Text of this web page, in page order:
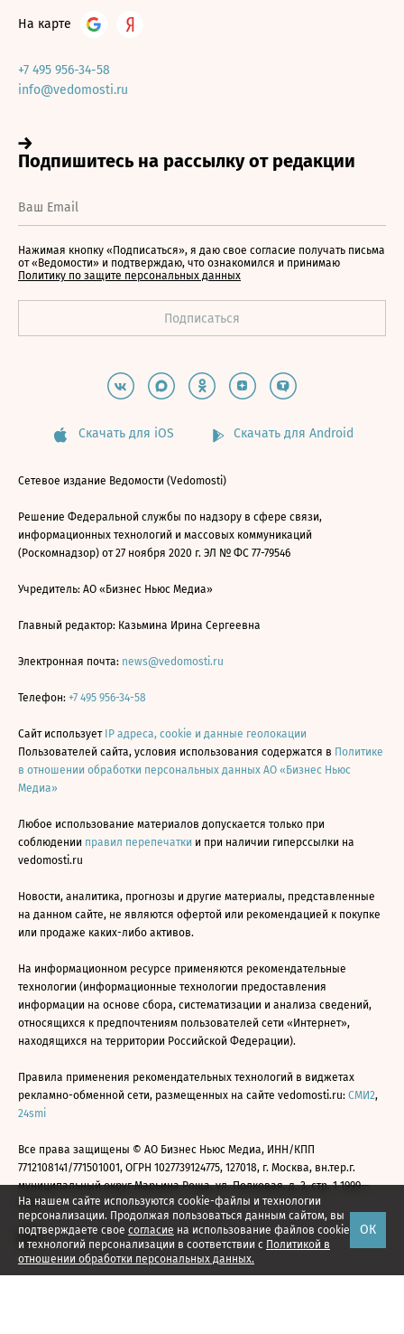
На нашем сайте используются cookie-файлы и технологии
персонализации. Продолжая пользоваться данным сайтом, вы
подтверждаете свое согласие на использование файлов cookie
и технологий персонализации в соответствии с Политикой в
отношении обработки персональных данных.
ОК
На карте
+7 495 956-34-58
info@vedomosti.ru
Нажимая кнопку «Подписаться», я даю свое согласие получать письма
от «Ведомости» и подтверждаю, что ознакомился и принимаю
Политику по защите персональных данных
Скачать для iOS Скачать для Android
Сетевое издание Ведомости (Vedomosti)
Решение Федеральной службы по надзору в сфере связи,
информационных технологий и массовых коммуникаций
(Роскомнадзор) от 27 ноября 2020 г. ЭЛ № ФС 77-79546
Учредитель: АО «Бизнес Ньюс Медиа»
Главный редактор: Казьмина Ирина Сергеевна
Электронная почта: news@vedomosti.ru
Телефон: +7 495 956-34-58
Сайт использует IP адреса, cookie и данные геолокации
Пользователей сайта, условия использования содержатся в Политике
в отношении обработки персональных данных АО «Бизнес Ньюс
Медиа»
Любое использование материалов допускается только при
соблюдении правил перепечатки и при наличии гиперссылки на
vedomosti.ru
Новости, аналитика, прогнозы и другие материалы, представленные
на данном сайте, не являются офертой или рекомендацией к покупке
или продаже каких-либо активов.
На информационном ресурсе применяются рекомендательные
технологии (информационные технологии предоставления
информации на основе сбора, систематизации и анализа сведений,
относящихся к предпочтениям пользователей сети «Интернет»,
находящихся на территории Российской Федерации).
Правила применения рекомендательных технологий в виджетах
рекламно-обменной сети, размещенных на сайте vedomosti.ru: СМИ2,
24smi
Все права защищены © АО Бизнес Ньюс Медиа, ИНН/КПП
7712108141/771501001, ОГРН 1027739124775, 127018, г. Москва, вн.тер.г.
муниципальный округ Марьина Роща, ул. Полковая, д. 3, стр. 1 1999—
2026